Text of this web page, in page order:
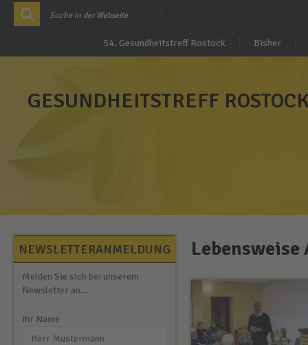
54. Gesundheitstreff Rostock Bisher
GESUNDHEITSTREFF
Lebensweise
NEWSLETTERANMELDUNG
Melden Sie sich bei unserem
Newsletter an...
Ihr Name